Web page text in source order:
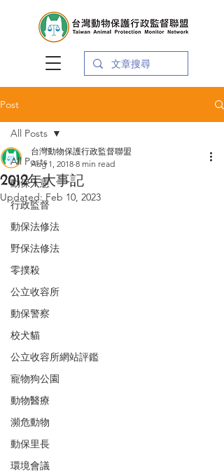
Post
All Posts
動保入憲
行政監督
動保法修法
野保法修法
零撲殺
公立收容所
動保警察
校犬貓
公立收容所網站評鑑
寵物狗公園
動物醫療
瀕危動物
動保里長
環境會議
All Posts
2012年大事記
台灣動物保護行政監督聯盟
Aug 1, 2018 8 min read
Updated: Feb 10, 2023